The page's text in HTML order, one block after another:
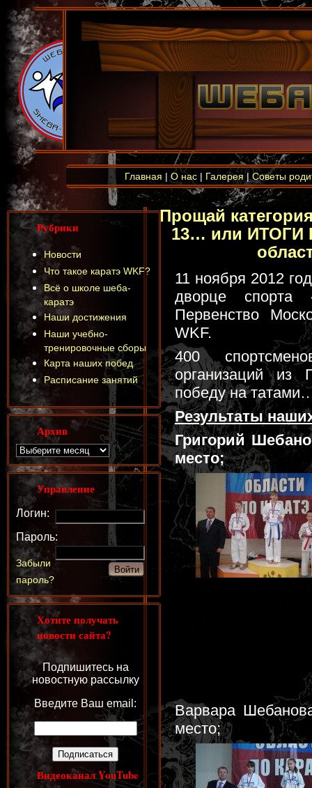
Главная |О нас | Галерея| Советы
Прощай
13… или ИТОГИ
11 ноября 2012
дворце спорта
Первенство
WKF.
400
организаций из
победу на
Результаты
Григорий
место;
Варвара
место;
Рубрики
Новости
Что такое каратэ WKF?
Всё о школе шеба-
каратэ
Наши достижения
Наши учебно-
тренировочные сборы
Карта наших побед
Расписание занятий
Архив
Управление
Логин:
Пароль:
Забыли
пароль?
Хотите получать
новости сайта?
Подпишитесь на
новостную рассылку
Введите Ваш email:
Видеоканал YouTube